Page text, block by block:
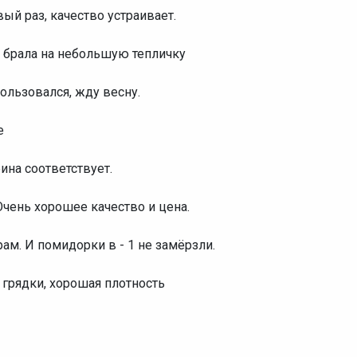
раз, качество устраивает.
на небольшую тепличку
жду весну.
соответствует.
хорошее качество и цена.
И помидорки в - 1 не замёрзли.
хорошая плотность